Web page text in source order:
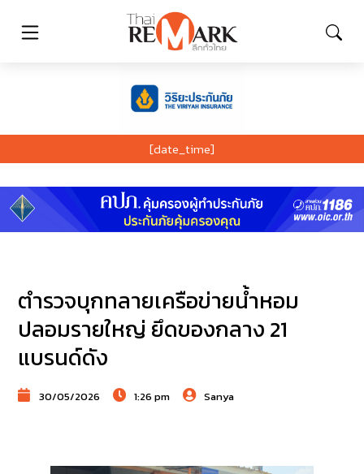
[date_time]
ตำรวจบุกทลายเครือข่ายน้ำหอม
ปลอมรายใหญ่ ยึดของกลาง 21
แบรนด์ดัง
30/05/2026 1:26 pm Sanya